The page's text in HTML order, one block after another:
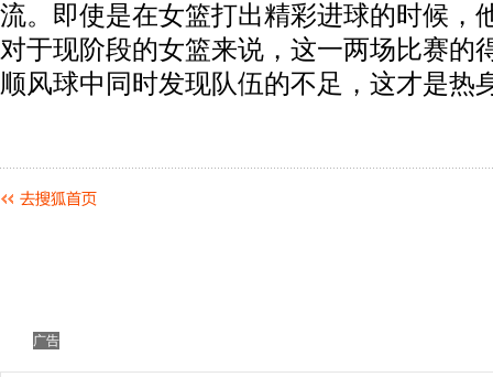
流。即使是在女篮打出精彩进球的时候，
对于现阶段的女篮来说，这一两场比赛的
顺风球中同时发现队伍的不足，这才是热
广告